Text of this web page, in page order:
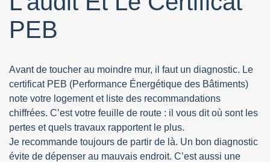
PEB
Avant de toucher au moindre mur, il faut un diagnostic. Le
certificat PEB (Performance Énergétique des Bâtiments)
note votre logement et liste des recommandations
chiffrées. C’est votre feuille de route : il vous dit où sont les
pertes et quels travaux rapportent le plus.
Je recommande toujours de partir de là. Un bon diagnostic
évite de dépenser au mauvais endroit. C’est aussi une